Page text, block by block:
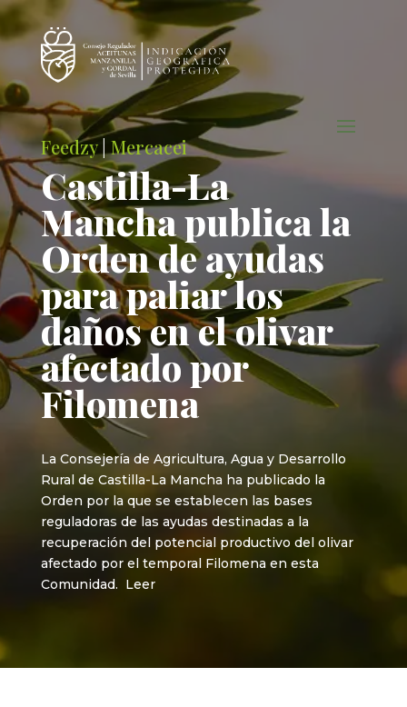
Feedzy|Mercacei
Castilla-La
Mancha publica la
Orden de ayudas
para paliar los
daños en el olivar
afectado por
Filomena
La Consejería de Agricultura, Agua y Desarrollo
Rural de Castilla-La Mancha ha publicado la
Orden por la que se establecen las bases
reguladoras de las ayudas destinadas a la
recuperación del potencial productivo del olivar
afectado por el temporal Filomena en esta
Comunidad. Leer